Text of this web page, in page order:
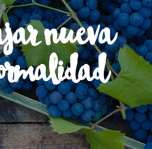
nueva